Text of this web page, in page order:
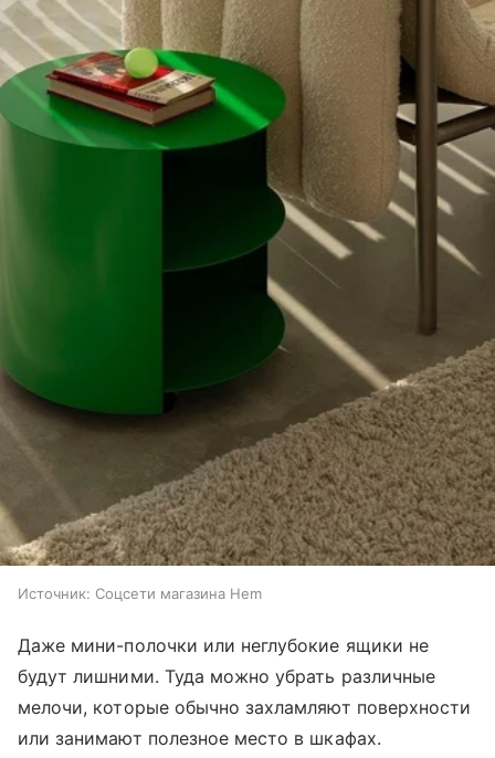
Источник: Соцсети магазина Hem
Даже мини-полочки или неглубокие ящики не
будут лишними. Туда можно убрать различные
мелочи, которые обычно захламляют поверхности
или занимают полезное место в шкафах.